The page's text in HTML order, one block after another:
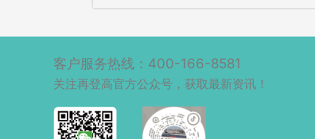
客户服务热线：400-166-8581
关注再登高官方公众号，获取最新资讯！